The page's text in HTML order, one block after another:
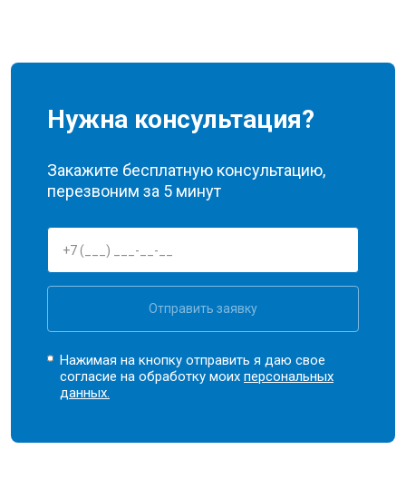
Нужна консультация?
Закажите бесплатную консультацию,
перезвоним за 5 минут
Отправить заявку
Нажимая на кнопку отправить я даю свое
согласие на обработку моихперсональных
данных.